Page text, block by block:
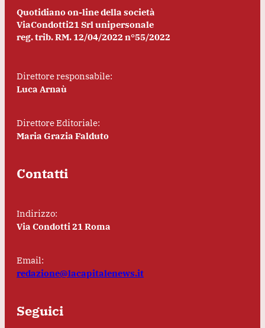
Quotidiano on-line della società
ViaCondotti21 Srl unipersonale
reg. trib. RM. 12/04/2022 n°55/2022
Direttore responsabile:
Luca Arnaù
Direttore Editoriale:
Maria Grazia Falduto
Contatti
Indirizzo:
Via Condotti 21 Roma
Email:
redazione@lacapitalenews.it
Seguici